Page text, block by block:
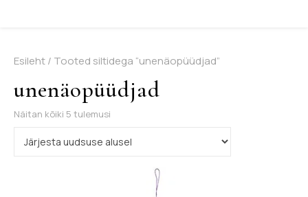
Esileht/ Tooted siltidega “unenäopüüdjad”
unenäopüüdjad
Näitan kõiki 5 tulemusi